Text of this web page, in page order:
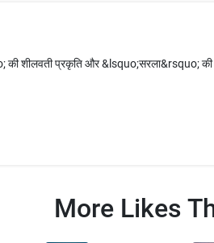
शीलवती प्रकृति और &lsquo;सरला&rsquo; की
More Likes